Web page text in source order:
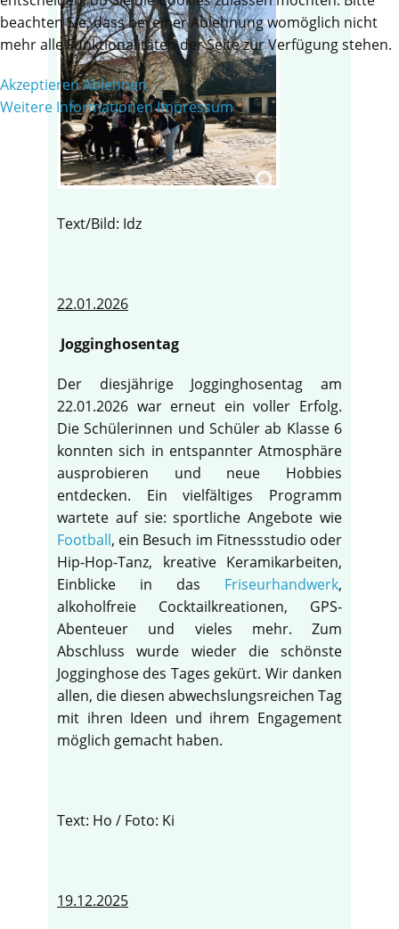
Text/Bild: Idz
22.01.2026
Jogginghosentag
Der diesjährige Jogginghosentag am
22.01.2026 war erneut ein voller Erfolg.
Die Schülerinnen und Schüler ab Klasse 6
konnten sich in entspannter Atmosphäre
ausprobieren und neue Hobbies
entdecken. Ein vielfältiges Programm
wartete auf sie: sportliche Angebote wie
Football, ein Besuch im Fitnessstudio oder
Hip-Hop-Tanz, kreative Keramikarbeiten,
Einblicke in das Friseurhandwerk,
alkoholfreie Cocktailkreationen, GPS-
Abenteuer und vieles mehr. Zum
Abschluss wurde wieder die schönste
Jogginghose des Tages gekürt. Wir danken
allen, die diesen abwechslungsreichen Tag
mit ihren Ideen und ihrem Engagement
möglich gemacht haben.
Text: Ho / Foto: Ki
19.12.2025
beachten Sie, dass bei einer Ablehnung womöglich nicht
mehr alle Funktionalitäten der Seite zur Verfügung stehen.
AkzeptierenAblehnen
Weitere InformationenImpressum